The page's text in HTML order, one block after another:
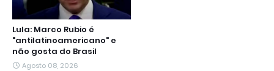
Lula: Marco Rubio é
"antilatinoamericano" e
não gosta do Brasil
Agosto 08, 2026